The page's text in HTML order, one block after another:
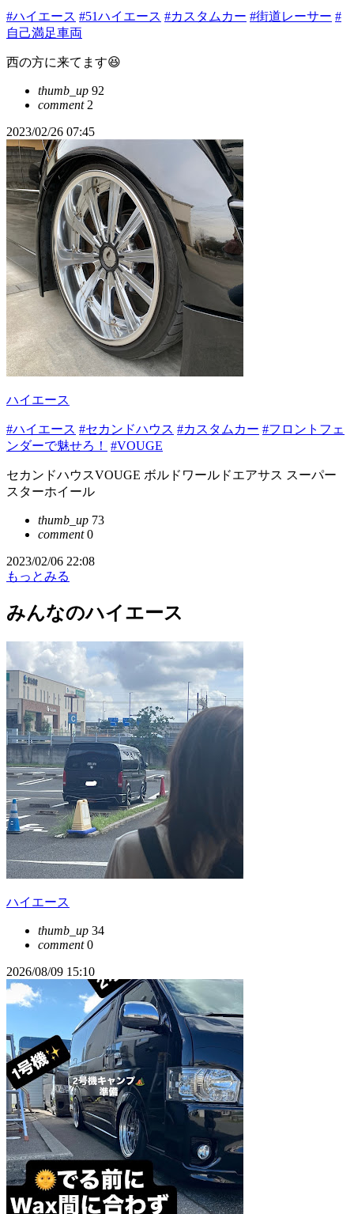
#ハイエース #51ハイエース #カスタムカー #街道レーサー #
自己満足車両
西の方に来てます😆
thumb_up 92
comment2
2023/02/26 07:45
ハイエース
#ハイエース #セカンドハウス #カスタムカー #フロントフェ
ンダーで魅せろ！
#VOUGE
セカンドハウスVOUGE ボルドワールドエアサス スーパー
スターホイール
thumb_up 73
comment0
2023/02/06 22:08
もっとみる
みんなのハイエース
ハイエース
thumb_up 34
comment0
2026/08/09 15:10